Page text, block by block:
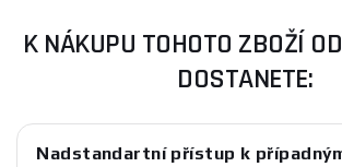
K NÁKUPU TOHOTO ZBOŽÍ
DOSTANETE:
Nadstandartní přístup k